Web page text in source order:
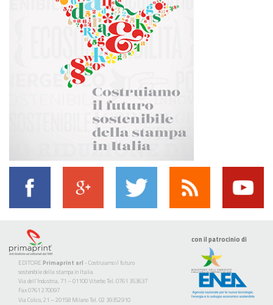
EDITORE Primaprint srl - Costruiamo il futuro
sostenibile della stampa in Italia
Via dell’Industria, 71 – 01100 Viterbo Tel. 0761 353637
Fax 0761 270097
Via Colico, 21 – 20158 Milano Tel. 02 39352910
con il patrocinio di